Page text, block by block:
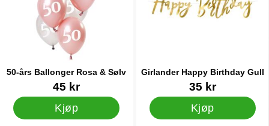
50-års Ballonger Rosa & Sølv
Varenummer 31551
45 kr
Kjøp
Girlander Happy Birthday Gull
Varenummer 33125
35 kr
Kjøp